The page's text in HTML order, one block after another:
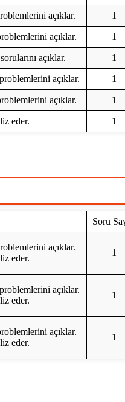
açıklar. 1
açıklar. 1
açıklar. 1
açıklar. 1
açıklar. 1
eder. 1
Soru
açıklar.
eder.
1
açıklar.
eder.
1
açıklar.
eder.
1